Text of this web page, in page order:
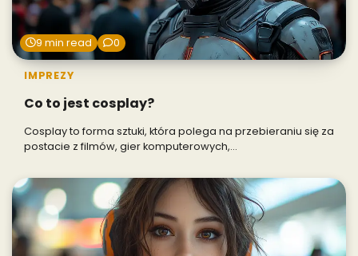
9 min read 0
IMPREZY
Co to jest cosplay?
Cosplay to forma sztuki, która polega na przebieraniu się za
postacie z filmów, gier komputerowych,…